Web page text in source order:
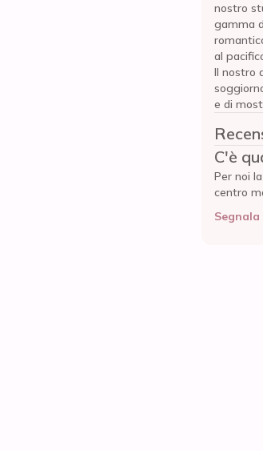
nostro
gamma
al
Il nostro
e di
C'è
Per noi
centro